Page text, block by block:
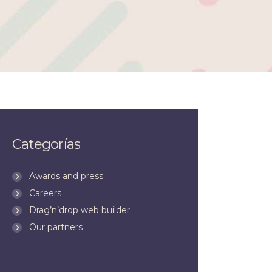
Categorías
Awards and press
Careers
Drag’n’drop web builder
Our partners